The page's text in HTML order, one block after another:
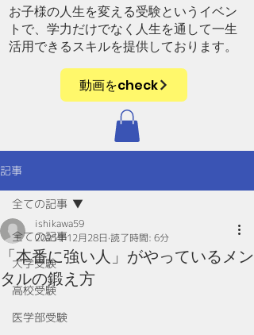
お子様の人生を変える受験というイベン
トで、学力だけでなく人生を通して一生
活用できるスキルを提供しております。
動画をcheck
記事
全ての記事
大学受験
高校受験
医学部受験
全ての記事
「本番に強い人」がやっているメン
タルの鍛え方
ishikawa59
2025年12月28日 読了時間: 6分